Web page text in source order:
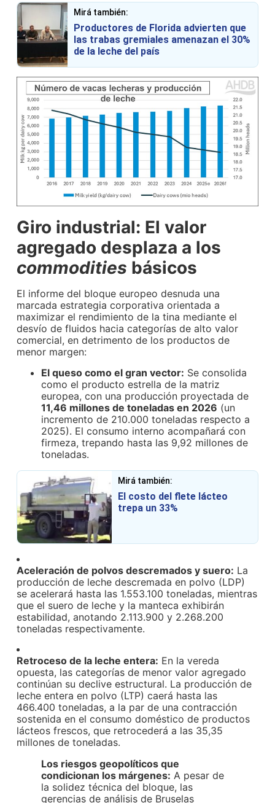
Mirá también:
Productores de Florida advierten que
las trabas gremiales amenazan el 30%
de la leche del país
Giro industrial: El valor
agregado desplaza a los
commodities básicos
El informe del bloque europeo desnuda una
marcada estrategia corporativa orientada a
maximizar el rendimiento de la tina mediante el
desvío de fluidos hacia categorías de alto valor
comercial, en detrimento de los productos de
menor margen:
El queso como el gran vector: Se consolida
como el producto estrella de la matriz
europea, con una producción proyectada de
11,46 millones de toneladas en 2026 (un
incremento de 210.000 toneladas respecto a
2025). El consumo interno acompañará con
firmeza, trepando hasta las 9,92 millones de
toneladas.
Mirá también:
El costo del flete lácteo
trepa un 33%
Aceleración de polvos descremados y suero: La
producción de leche descremada en polvo (LDP)
se acelerará hasta las 1.553.100 toneladas, mientras
que el suero de leche y la manteca exhibirán
estabilidad, anotando 2.113.900 y 2.268.200
toneladas respectivamente.
Retroceso de la leche entera: En la vereda
opuesta, las categorías de menor valor agregado
continúan su declive estructural. La producción de
leche entera en polvo (LTP) caerá hasta las
466.400 toneladas, a la par de una contracción
sostenida en el consumo doméstico de productos
lácteos frescos, que retrocederá a las 35,35
millones de toneladas.
Los riesgos geopolíticos que
condicionan los márgenes: A pesar de
la solidez técnica del bloque, las
gerencias de análisis de Bruselas